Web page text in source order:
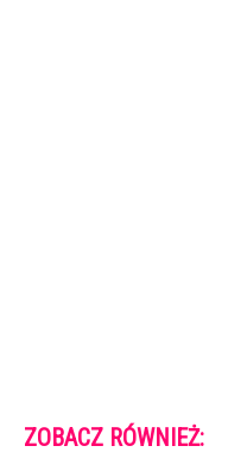
ZOBACZ RÓWNIEŻ: